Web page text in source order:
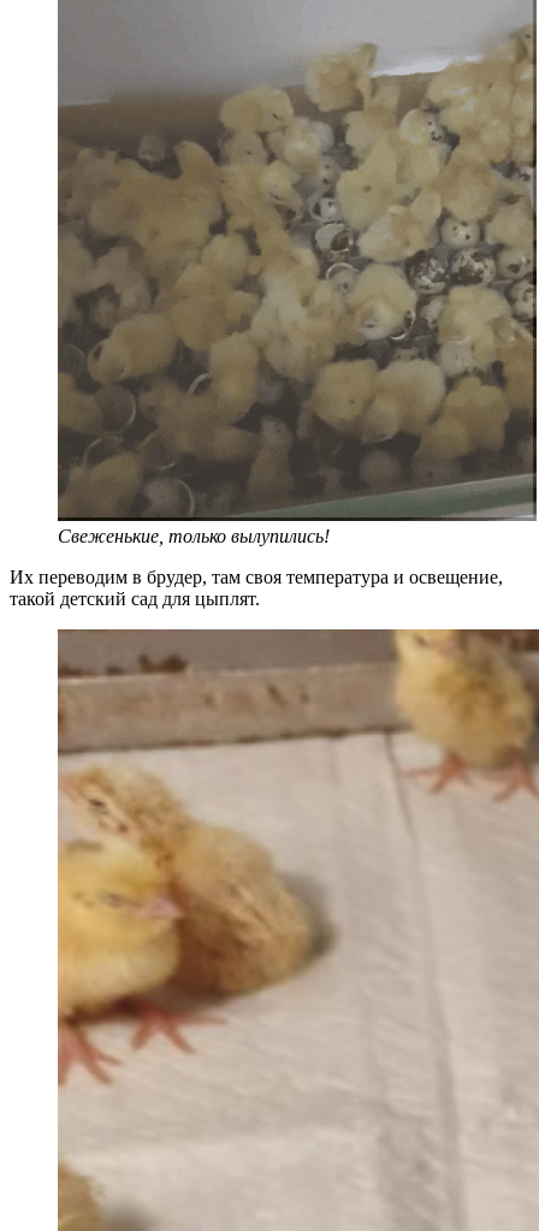
Свеженькие, только вылупились!
Их переводим в брудер, там своя температура и освещение,
такой детский сад для цыплят.